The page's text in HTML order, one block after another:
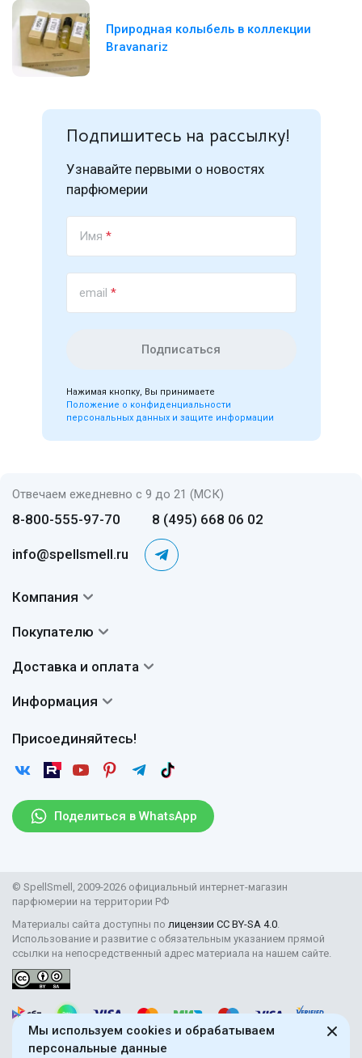
Мы используем cookies и обрабатываем
персональные данные
Природная колыбель в коллекции
Bravanariz
Подпишитесь на рассылку!
Узнавайте первыми о новостях
парфюмерии
Имя *
email *
Подписаться
Нажимая кнопку, Вы принимаете
Положение о конфиденциальности
персональных данных и защите информации
Отвечаем ежедневно с 9 до 21 (МСК)
8-800-555-97-70 8 (495) 668 06 02
info@spellsmell.ru
Поделиться в WhatsApp
Присоединяйтесь!
Компания
Авторы
Сертификаты
Покупателю
Вопросы и ответы
Отзывы
Рассылка
Доставка и оплата
Доставка
Возврат
Информация
Пользовательское соглашение
Защита персональных данных
Правила продажи товаров (Постановление Правительства
Поставщикам
© SpellSmell, 2009-2026 официальный интернет-магазин
парфюмерии на территории РФ
Материалы сайта доступны по лицензии CC BY-SA 4.0.
Использование и развитие с обязательным указанием прямой
ссылки на непосредственный адрес материала на нашем сайте.